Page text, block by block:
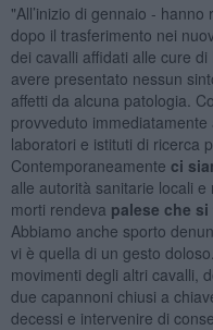
"All’inizio di gennaio -
dopo il trasferimento nei
dei cavalli affidati alle cure di
avere presentato nessun
affetti da alcuna patologia.
provveduto
laboratori e istituti di ricerca
Contemporaneamente ci
alle autorità sanitarie locali
morti rendeva palese che
Abbiamo anche sporto
vi è quella di un gesto
movimenti degli altri cavalli,
due capannoni chiusi a
decessi e intervenire di